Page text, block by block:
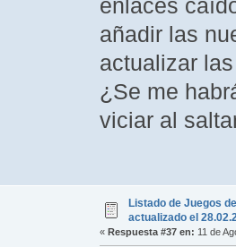
enlaces
añadir las
actualizar
¿Se me
viciar al
Listado de Juegos
actualizado el
« Respuesta #37 en: 11 de